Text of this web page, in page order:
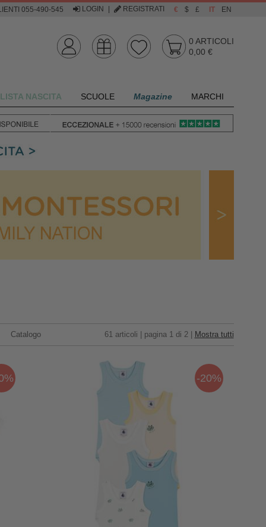
055-490-545 LOGIN REGISTRATI € $ £ IT EN
0 ARTICOLI
0,00 €
LISTA NASCITA SCUOLE Magazine MARCHI
Catalogo 61 articoli | pagina 1 di 2 | Mostra tutti
-20%